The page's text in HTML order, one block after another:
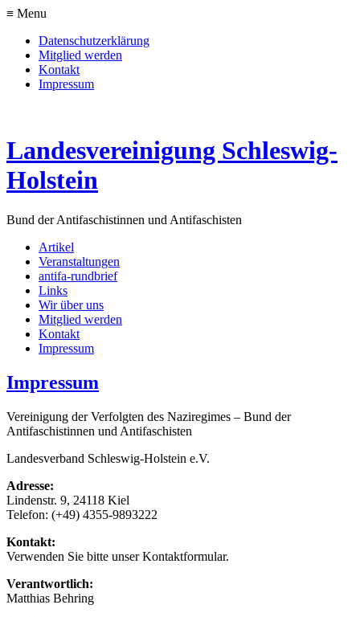
≡ Menu
Datenschutzerklärung
Mitglied werden
Kontakt
Impressum
Landesvereinigung Schleswig-
Holstein
Bund der Antifaschistinnen und Antifaschisten
Artikel
Veranstaltungen
antifa-rundbrief
Links
Wir über uns
Mitglied werden
Kontakt
Impressum
Impressum
Vereinigung der Verfolgten des Naziregimes – Bund der
Antifaschistinnen und Antifaschisten
Landesverband Schleswig-Holstein e.V.
Adresse:
Lindenstr. 9, 24118 Kiel
Telefon: (+49) 4355-9893222
Kontakt:
Verwenden Sie bitte unser Kontaktformular.
Verantwortlich:
Matthias Behring